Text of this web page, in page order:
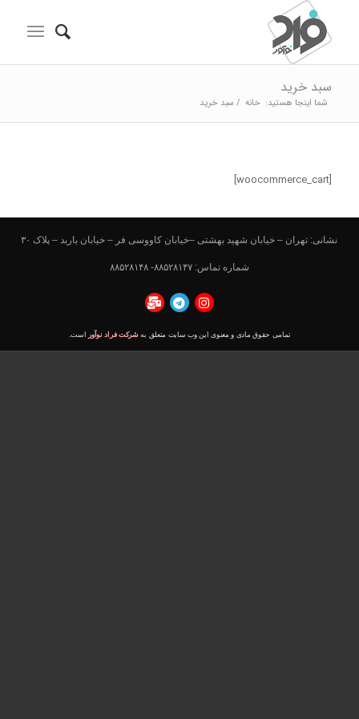
سبد خرید
شما اینجا هستید: خانه / سبد خرید
[woocommerce_cart]
نشانی: تهران – خیابان شهید بهشتی –خیابان کاووسی فر – خیابان باربد – پلاک ۳۰
شماره تماس: ۸۸۵۲۸۱۴۷- ۸۸۵۲۸۱۴۸
تمامی حقوق مادی و معنوی این وب سایت متعلق بهشرکت فراد نوآور است.